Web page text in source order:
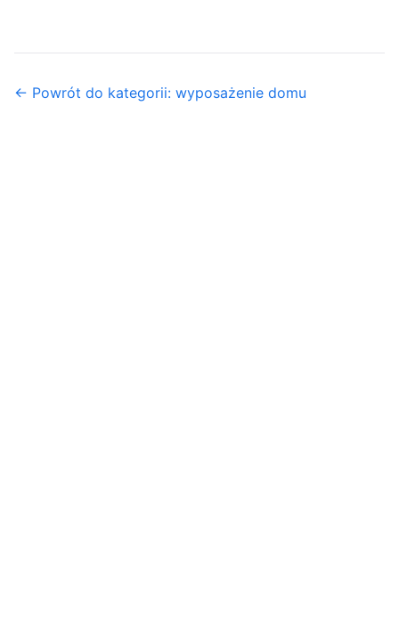
← Powrót do kategorii: wyposażenie domu